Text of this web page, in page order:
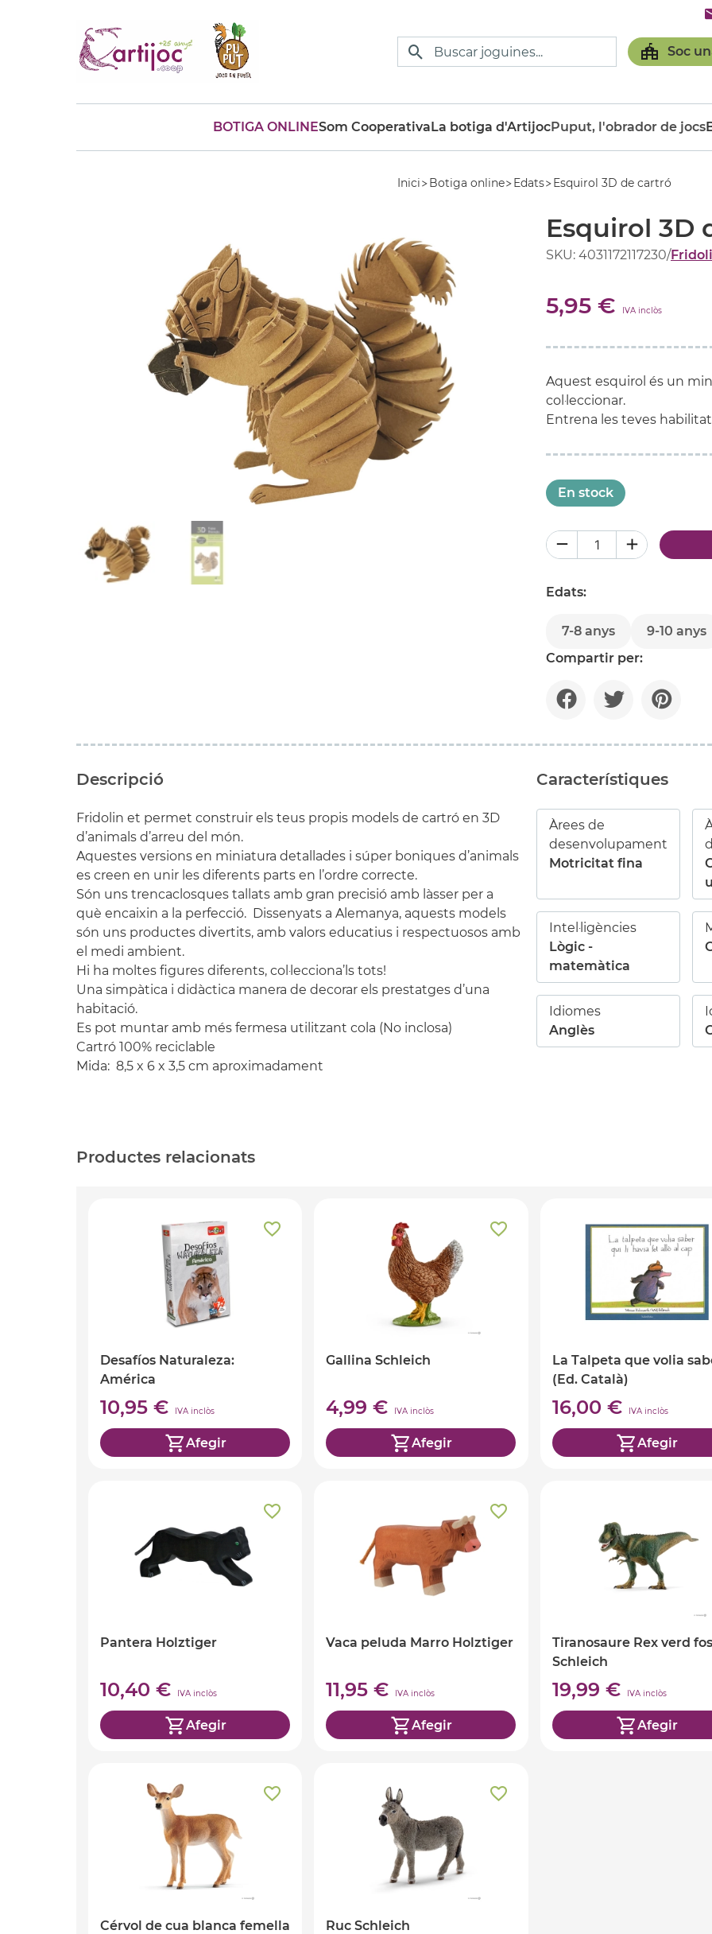
Soc
BOTIGA ONLINESom CooperativaLa botiga d'ArtijocPuput, l'obrador de jocs
Inici Botiga online Edats Esquirol 3D de cartró
Esquirol 3D
SKU: 4031172117230/
5,95 € IVA inclòs
Aquest esquirol és un
col·leccionar.
Entrena les teves
En stock
Edats:
7-8 anys
9-10 anys
Compartir per:
Descripció
Fridolin et permet construir els teus propis models de cartró en 3D
d’animals d’arreu del món.
Aquestes versions en miniatura detallades i súper boniques d’animals
es creen en unir les diferents parts en l’ordre correcte.
Són uns trencaclosques tallats amb gran precisió amb làsser per a
què encaixin a la perfecció. Dissenyats a Alemanya, aquests models
són uns productes divertits, amb valors educatius i respectuosos amb
el medi ambient.
Hi ha moltes figures diferents, col·lecciona’ls tots!
Una simpàtica i didàctica manera de decorar els prestatges d’una
habitació.
Es pot muntar amb més fermesa utilitzant cola (No inclosa)
Cartró 100% reciclable
Mida: 8,5 x 6 x 3,5 cm aproximadament
Característiques
Àrees de
desenvolupament
Motricitat fina
Intel·ligències
Lògic -
matemàtica
Idiomes
Anglès
Productes relacionats
Desafíos Naturaleza:
América
10,95 € IVA inclòs
Afegir
Gallina Schleich
4,99 € IVA inclòs
Afegir
La Talpeta que volia
(Ed. Català)
16,00 € IVA inclòs
Afegir
Pantera Holztiger
10,40 € IVA inclòs
Afegir
Vaca peluda Marro Holztiger
11,95 € IVA inclòs
Afegir
Tiranosaure Rex verd
Schleich
19,99 € IVA inclòs
Afegir
Cérvol de cua blanca femella
Ruc Schleich